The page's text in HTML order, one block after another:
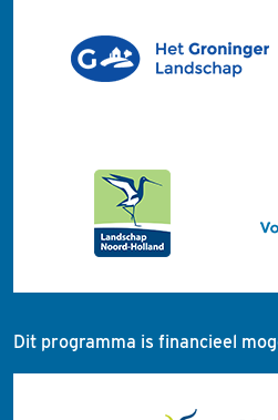
Dit programma is financieel